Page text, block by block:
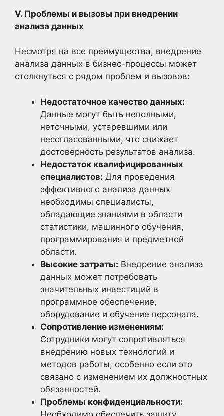
V. Проблемы и вызовы при внедрении
анализа данных
Несмотря на все преимущества, внедрение
анализа данных в бизнес-процессы может
столкнуться с рядом проблем и вызовов:
Недостаточное качество данных:
Данные могут быть неполными,
неточными, устаревшими или
несогласованными, что снижает
достоверность результатов анализа.
Недостаток квалифицированных
специалистов: Для проведения
эффективного анализа данных
необходимы специалисты,
обладающие знаниями в области
статистики, машинного обучения,
программирования и предметной
области.
Высокие затраты: Внедрение анализа
данных может потребовать
значительных инвестиций в
программное обеспечение,
оборудование и обучение персонала.
Сопротивление изменениям:
Сотрудники могут сопротивляться
внедрению новых технологий и
методов работы, особенно если это
связано с изменением их должностных
обязанностей.
Проблемы конфиденциальности: